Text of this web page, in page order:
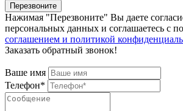
Нажимая "Перезвоните" Вы даете
персональных данных и соглашаетесь c
соглашением и политикой
Заказать обратный звонок!
Ваше имя
Телефон*